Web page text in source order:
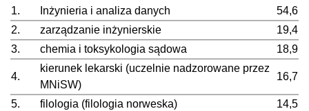
1. Inżynieria i analiza danych
54,6
2.
zarządzanie inżynierskie
19,4
3.
chemia i toksykologia sądowa 18,9
4.
kierunek lekarski (uczelnie nadzorowane przez
MNiSW)
16,7
5. filologia (filologia norweska)
14,5